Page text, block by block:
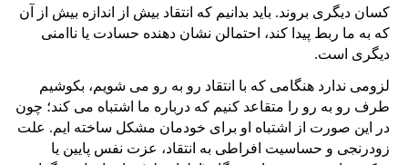
کسان دیگری بروند. باید بدانیم که انتقاد بیش از اندازه بیش از آن
که به ما ربط پیدا کند، احتمالن نشان دهنده حسادت یا ناامنی
دیگری است.
لزومی ندارد هنگامی که با انتقاد رو به رو می شویم، بکوشیم
طرف رو به رو را متقاعد کنیم که درباره ما اشتباه می کند؛ چون
در این صورت از اشتباه او برای خودمان مشکل ساخته ایم. علت
زودرنجی و حساسیت افراطی به انتقاد، عزت نفس پایین یا